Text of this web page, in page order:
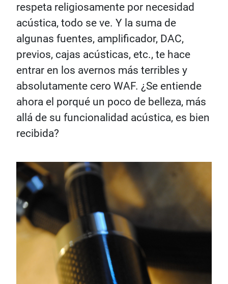
respeta religiosamente por necesidad
acústica, todo se ve. Y la suma de
algunas fuentes, amplificador, DAC,
previos, cajas acústicas, etc., te hace
entrar en los avernos más terribles y
absolutamente cero WAF. ¿Se entiende
ahora el porqué un poco de belleza, más
allá de su funcionalidad acústica, es bien
recibida?